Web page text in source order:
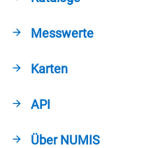
Messwerte
Karten
API
Über NUMIS